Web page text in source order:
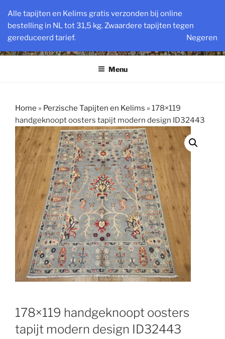
Alle tapijten en Kelims gratis verzonden bij online
bestelling in NL tot 31,5 kg. Zwaardere tapijten tegen
gereduceerd tarief.
Negeren
naar
de
inhoud
VINTAGE PERZISCHE EN
OOSTERSE TAPIJTEN
Powered by SlatsAntiek.nl sinds 1978
Menu
Home » Perzische Tapijten en Kelims » 178×119
handgeknoopt oosters tapijt modern design ID32443
178×119 handgeknoopt oosters
tapijt modern design ID32443